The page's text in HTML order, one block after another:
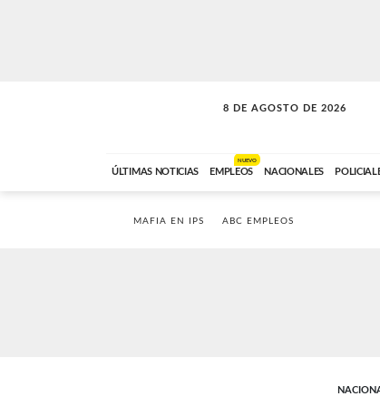
8 DE AGOSTO DE 2026
CONEXIÓN ROMANCE
ÚLTIMAS NOTICIAS EMPLEOS
NUEVO
NACIONALES
MAFIA EN IPS ABC EMPLEOS